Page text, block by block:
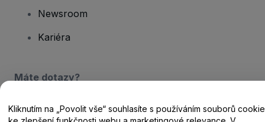
Newsroom
Kariéra
Máte dotazy?
Centrum nápovědy / Kontakt
Kliknutím na „Povolit vše“ souhlasíte s používáním souborů cookie